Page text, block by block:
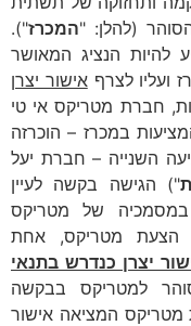
(להלן: "המכרז").
להיות הנציג המאושר
ועליו לצרףאישור יצרן
חברת מטריקס אי טי
במכרז – הוכרזה
השנייה – חברת יעל
") הגישה בקשה לעיין
במסמכיה של מטריקס
הצעת מטריקס, אחת
יצרן כנדרש בתנאי
למטריקס בבקשה
המציאה אישור